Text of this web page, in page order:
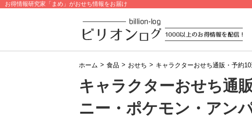
お得情報研究家「まめ」がおせち情報をお届け
ホーム > 食品 > おせち > キャラクターおせち通販・予約
キャラクターおせち通
ニー・ポケモン・アン